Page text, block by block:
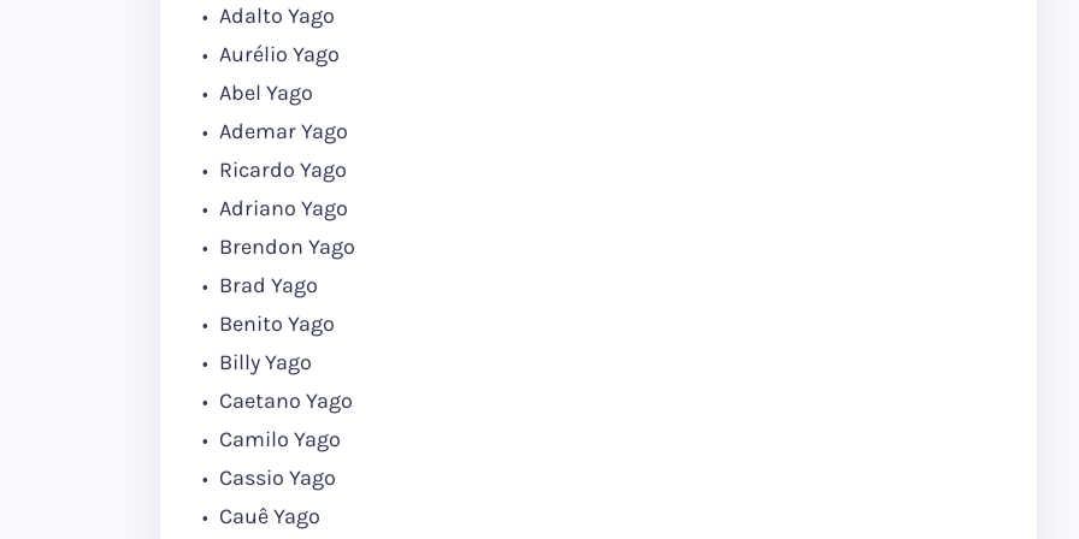
Adalto Yago
Aurélio Yago
Abel Yago
Ademar Yago
Ricardo Yago
Adriano Yago
Brendon Yago
Brad Yago
Benito Yago
Billy Yago
Caetano Yago
Camilo Yago
Cassio Yago
Cauê Yago